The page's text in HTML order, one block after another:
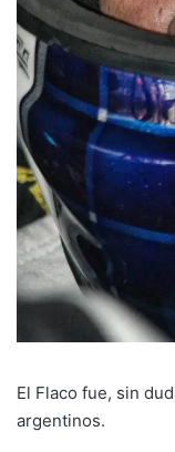
El Flaco fue, sin
argentinos.